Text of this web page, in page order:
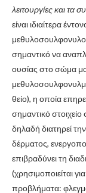
λειτουργίες και τα
είναι ιδιαίτερα
σημαντικό να
ουσίας στο σώμα
θείο), η οποία
σημαντικό
δηλαδή διατηρεί
δέρματος,
επιβραδύνει τη
(χρησιμοποιείται
προβλήματα: